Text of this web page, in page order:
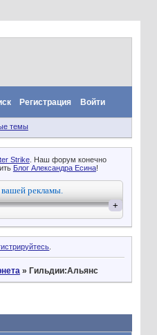
Регистрация Войти
темы
Strike. Наш форум конечно
Блог Александра Есина!
рекламы.
+
.
» Гильдии:Альянс